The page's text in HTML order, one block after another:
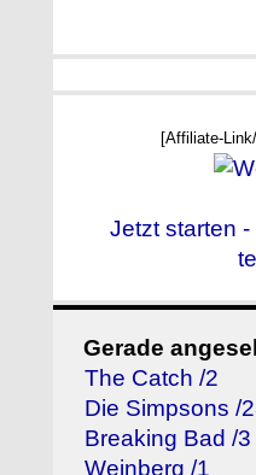
[Affiliate-
Jetzt starten
Gerade
The Catch /2
Die Simpsons /
Breaking Bad /3
Weinberg /1